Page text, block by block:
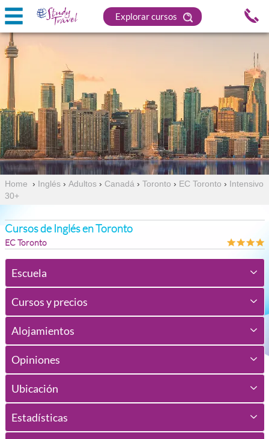
Explorar cursos
Home › Inglés › Adultos › Canadá › Toronto › EC Toronto › Intensivo
30+
Cursos de Inglés en Toronto
EC Toronto
Escuela
Cursos y precios
Alojamientos
Opiniones
Ubicación
Estadísticas